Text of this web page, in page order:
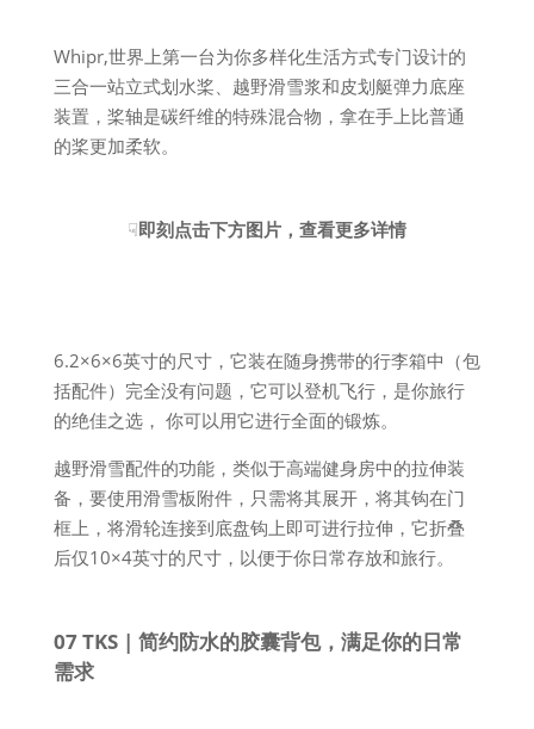
Whipr,世界上第一台为你多样化生活方式专门设计的
三合一站立式划水桨、越野滑雪浆和皮划艇弹力底座
装置，桨轴是碳纤维的特殊混合物，拿在手上比普通
的桨更加柔软。
☟即刻点击下方图片，查看更多详情
6.2×6×6英寸的尺寸，它装在随身携带的行李箱中（包
括配件）完全没有问题，它可以登机飞行，是你旅行
的绝佳之选， 你可以用它进行全面的锻炼。
越野滑雪配件的功能，类似于高端健身房中的拉伸装
备，要使用滑雪板附件，只需将其展开，将其钩在门
框上，将滑轮连接到底盘钩上即可进行拉伸，它折叠
后仅10×4英寸的尺寸，以便于你日常存放和旅行。
07 TKS | 简约防水的胶囊背包，满足你的日常
需求